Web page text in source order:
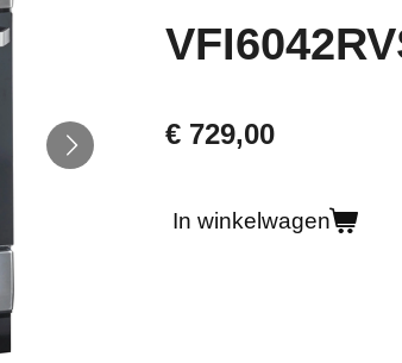
€ 729,00
In winkelwagen